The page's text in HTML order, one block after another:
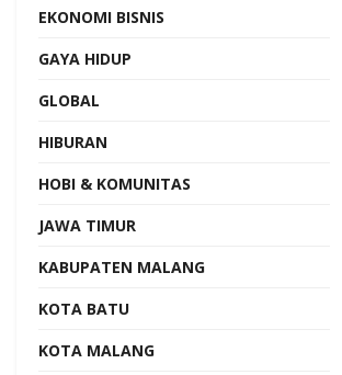
EKONOMI BISNIS
GAYA HIDUP
GLOBAL
HIBURAN
HOBI & KOMUNITAS
JAWA TIMUR
KABUPATEN MALANG
KOTA BATU
KOTA MALANG